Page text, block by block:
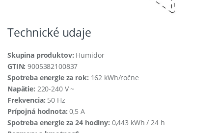
Technické udaje
Skupina produktov: Humidor
GTIN: 9005382100837
Spotreba energie za rok: 162 kWh/ročne
Napätie: 220-240 V ~
Frekvencia: 50 Hz
Prípojná hodnota: 0,5 A
Spotreba energie za 24 hodiny: 0,443 kWh / 24 h